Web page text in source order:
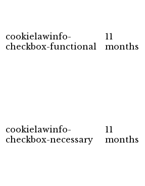
cookielawinfo-
checkbox-functional
11
months
cookielawinfo-
checkbox-necessary
11
months